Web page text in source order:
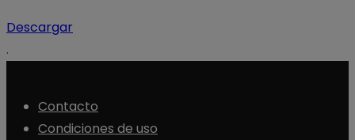
Descargar
.
Contacto
Condiciones de uso